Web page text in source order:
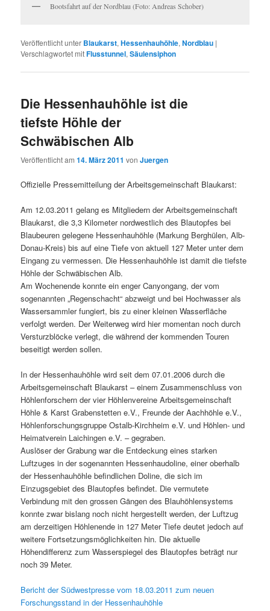
Bootsfahrt auf der Nordblau (Foto: Andreas Schober)
Veröffentlicht unter Blaukarst,Hessenhauhöhle,Nordblau |
Verschlagwortet mitFlusstunnel,Säulensiphon
Die Hessenhauhöhle ist die
tiefste Höhle der
Schwäbischen Alb
Veröffentlicht am14. März 2011 vonJuergen
Offizielle Pressemitteilung der Arbeitsgemeinschaft Blaukarst:
Am 12.03.2011 gelang es Mitgliedern der Arbeitsgemeinschaft
Blaukarst, die 3,3 Kilometer nordwestlich des Blautopfes bei
Blaubeuren gelegene Hessenhauhöhle (Markung Berghülen, Alb-
Donau-Kreis) bis auf eine Tiefe von aktuell 127 Meter unter dem
Eingang zu vermessen. Die Hessenhauhöhle ist damit die tiefste
Höhle der Schwäbischen Alb.
Am Wochenende konnte ein enger Canyongang, der vom
sogenannten „Regenschacht“ abzweigt und bei Hochwasser als
Wassersammler fungiert, bis zu einer kleinen Wasserfläche
verfolgt werden. Der Weiterweg wird hier momentan noch durch
Versturzblöcke verlegt, die während der kommenden Touren
beseitigt werden sollen.
In der Hessenhauhöhle wird seit dem 07.01.2006 durch die
Arbeitsgemeinschaft Blaukarst – einem Zusammenschluss von
Höhlenforschern der vier Höhlenvereine Arbeitsgemeinschaft
Höhle & Karst Grabenstetten e.V., Freunde der Aachhöhle e.V.,
Höhlenforschungsgruppe Ostalb-Kirchheim e.V. und Höhlen- und
Heimatverein Laichingen e.V. – gegraben.
Auslöser der Grabung war die Entdeckung eines starken
Luftzuges in der sogenannten Hessenhaudoline, einer oberhalb
der Hessenhauhöhle befindlichen Doline, die sich im
Einzugsgebiet des Blautopfes befindet. Die vermutete
Verbindung mit den grossen Gängen des Blauhöhlensystems
konnte zwar bislang noch nicht hergestellt werden, der Luftzug
am derzeitigen Höhlenende in 127 Meter Tiefe deutet jedoch auf
weitere Fortsetzungsmöglichkeiten hin. Die aktuelle
Höhendifferenz zum Wasserspiegel des Blautopfes beträgt nur
noch 39 Meter.
Bericht der Südwestpresse vom 18.03.2011 zum neuen
Forschungsstand in der Hessenhauhöhle